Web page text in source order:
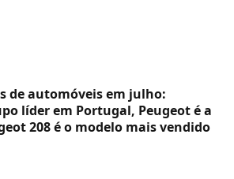
de automóveis em julho:
líder em Portugal, Peugeot é a
208 é o modelo mais vendido